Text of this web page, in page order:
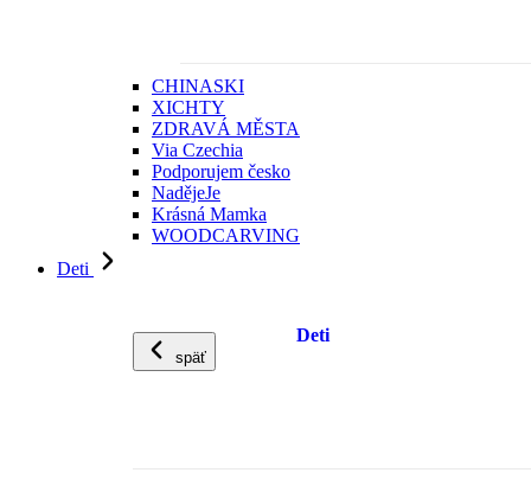
CHINASKI
XICHTY
ZDRAVÁ MĚSTA
Via Czechia
Podporujem česko
NadějeJe
Krásná Mamka
WOODCARVING
Deti
späť
Deti